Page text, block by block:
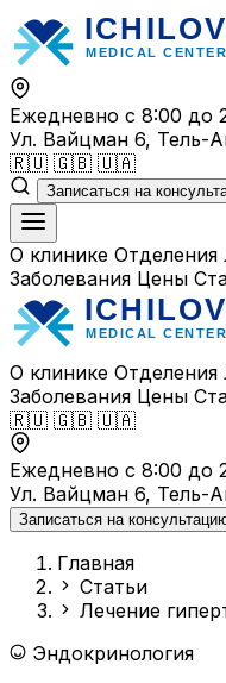
Перейти
к
содержимому
Ежедневно с 8:00 до
Ул. Вайцман 6, Тель-
🇷🇺 🇬🇧 🇺🇦
Записаться на
О клинике Отделения
Заболевания Цены
О клинике Отделения
Заболевания Цены
🇷🇺 🇬🇧 🇺🇦
Ежедневно с 8:00 до
Ул. Вайцман 6, Тель-
Записаться на
Главная
Статьи
Лечение
Эндокринология